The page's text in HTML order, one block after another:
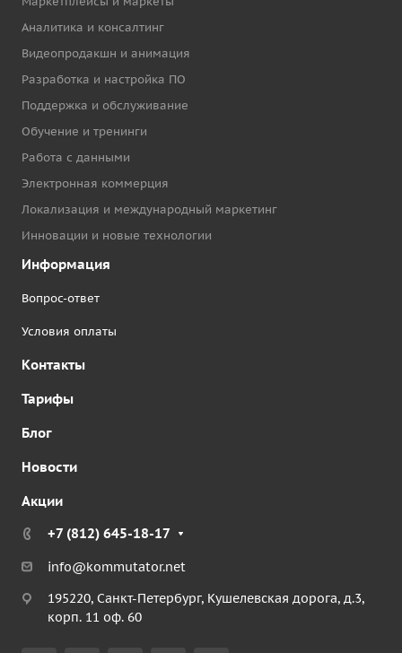
Аналитика и консалтинг
Видеопродакшн и анимация
Разработка и настройка ПО
Поддержка и обслуживание
Обучение и тренинги
Работа с данными
Электронная коммерция
Локализация и международный маркетинг
Инновации и новые технологии
Информация
Вопрос-ответ
Условия оплаты
Контакты
Тарифы
Блог
Новости
Акции
+7 (812) 645-18-17
info@kommutator.net
195220, Санкт-Петербург, Кушелевская дорога, д.3,
корп. 11 оф. 60